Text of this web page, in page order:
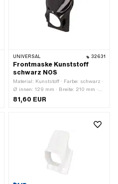
UNIVERSAL 32631
Frontmaske Kunststoff
schwarz NOS
Material: Kunststoff · Farbe: schwarz ·
Ø innen: 129 mm · Breite: 210 mm ·
Breite: 265 mm · Höhe: 325 mm ·
81,60 EUR